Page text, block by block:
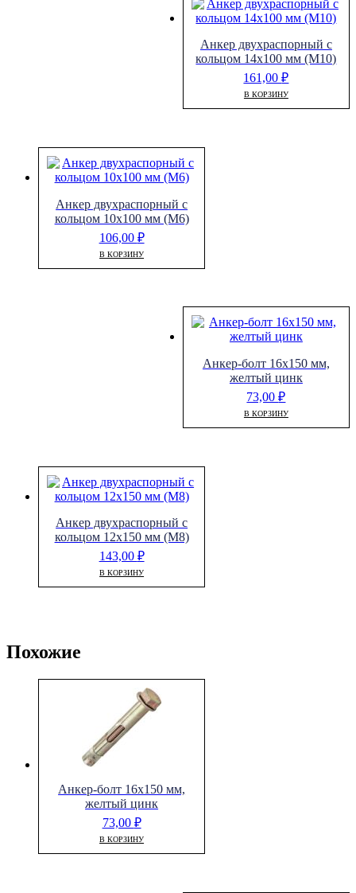
Анкер двухраспорный с
кольцом 14х100 мм (М10)
161,00₽
В КОРЗИНУ
Анкер двухраспорный с
кольцом 10х100 мм (М6)
106,00 ₽
В КОРЗИНУ
Анкер-болт 16х150 мм,
желтый цинк
73,00₽
В КОРЗИНУ
Анкер двухраспорный с
кольцом 12х150 мм (М8)
143,00 ₽
В КОРЗИНУ
Похожие
Анкер-болт 16х150 мм,
желтый цинк
73,00 ₽
В КОРЗИНУ